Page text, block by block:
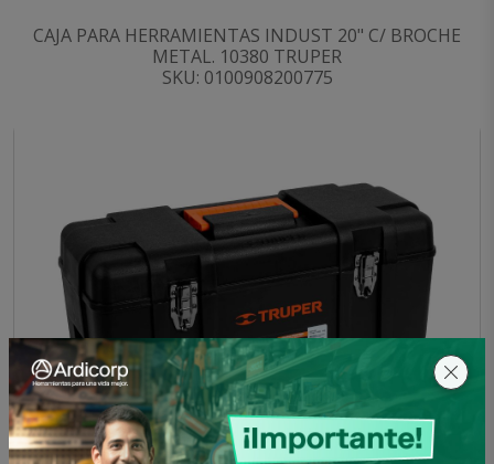
CAJA PARA HERRAMIENTAS INDUST 20" C/ BROCHE
METAL. 10380 TRUPER
SKU: 0100908200775